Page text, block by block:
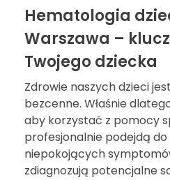
Hematologia
Warszawa –
Twojego dziecka
Zdrowie naszych dzieci
bezcenne. Właśnie
aby korzystać z pomocy
profesjonalnie podejdą
niepokojących
zdiagnozują potencjalne